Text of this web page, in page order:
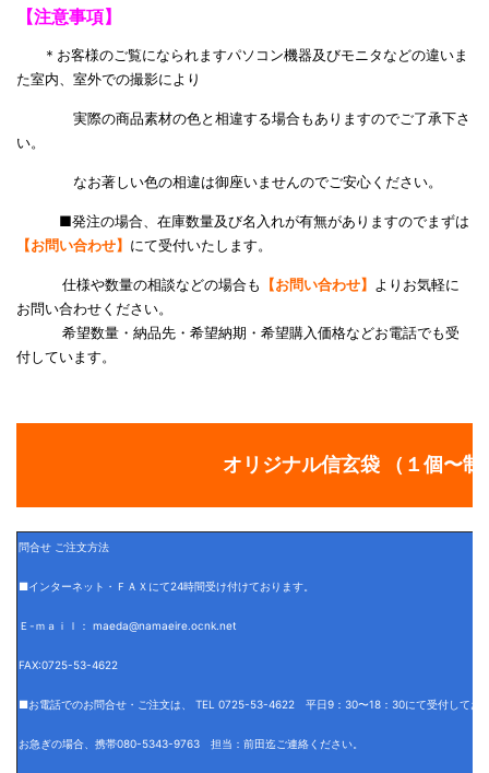
【注意事項】
＊お客様のご覧になられますパソコン機器及びモニタなどの違いま
た室内、室外での撮影により
実際の商品素材の色と相違する場合もありますのでご了承下さ
い。
なお著しい色の相違は御座いませんのでご安心ください。
■発注の場合、在庫数量及び名入れが有無がありますのでまずは
【お問い合わせ】 にて受付いたします。
仕様や数量の相談などの場合も 【お問い合わせ】
よりお気軽に
お問い合わせください。
希望数量・納品先・希望納期・希望購入価格などお電話でも受
付しています。
オリジナル信玄袋 （１個〜
問合せ ご注文方法
■インターネット・ＦＡＸにて24時間受け付けております。
Ｅ-ｍａｉｌ： maeda@namaeire.ocnk.net
FAX:0725-53-4622
■お電話でのお問合せ・ご注文は、 TEL 0725-53-4622 平日9：30〜18：30にて受付してお
お急ぎの場合、携帯080-5343-9763 担当：前田迄ご連絡ください。